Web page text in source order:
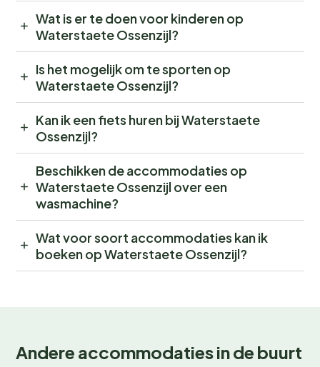
Wat is er te doen voor kinderen op
Waterstaete Ossenzijl?
Is het mogelijk om te sporten op
Waterstaete Ossenzijl?
Kan ik een fiets huren bij Waterstaete
Ossenzijl?
Beschikken de accommodaties op
Waterstaete Ossenzijl over een
wasmachine?
Wat voor soort accommodaties kan ik
boeken op Waterstaete Ossenzijl?
Andere accommodaties in de buurt